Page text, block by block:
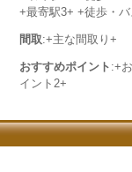
+最寄駅3+ +徒歩・バ
間取:+主な間取り+
おすすめポイント :+
イント2+